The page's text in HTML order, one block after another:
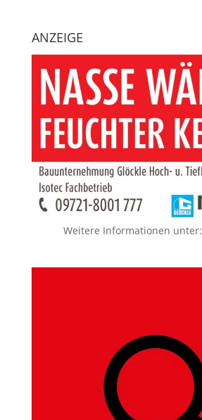
ANZEIGE
Weitere Informationen unter: